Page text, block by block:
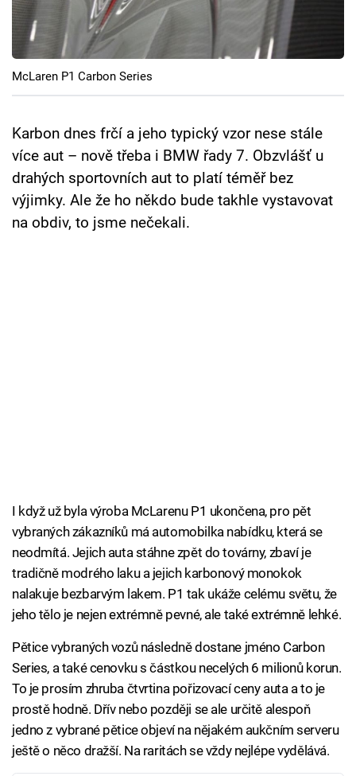
Cool Esport
Pořady
TV Program
Sledujte prima+
Přihlášení
McLaren P1 Carbon Series
Karbon dnes frčí a jeho typický vzor nese stále
více aut – nově třeba i BMW řady 7. Obzvlášť u
drahých sportovních aut to platí téměř bez
výjimky. Ale že ho někdo bude takhle vystavovat
na obdiv, to jsme nečekali.
I když už byla výroba McLarenu P1 ukončena, pro pět
vybraných zákazníků má automobilka nabídku, která se
neodmítá. Jejich auta stáhne zpět do továrny, zbaví je
tradičně modrého laku a jejich karbonový monokok
nalakuje bezbarvým lakem. P1 tak ukáže celému světu, že
jeho tělo je nejen extrémně pevné, ale také extrémně lehké.
Pětice vybraných vozů následně dostane jméno Carbon
Series, a také cenovku s částkou necelých 6 milionů korun.
To je prosím zhruba čtvrtina pořizovací ceny auta a to je
prostě hodně. Dřív nebo později se ale určitě alespoň
jedno z vybrané pětice objeví na nějakém aukčním serveru
ještě o něco dražší. Na raritách se vždy nejlépe vydělává.